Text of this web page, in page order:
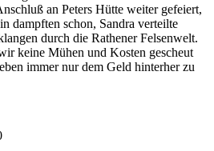
an Peters Hütte weiter gefeiert,
dampften schon, Sandra verteilte
durch die Rathener Felsenwelt.
keine Mühen und Kosten gescheut
immer nur dem Geld hinterher zu